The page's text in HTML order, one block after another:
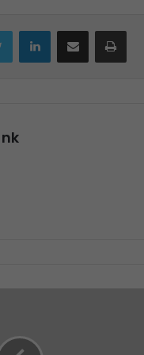
Twitter LinkedInShare via Email